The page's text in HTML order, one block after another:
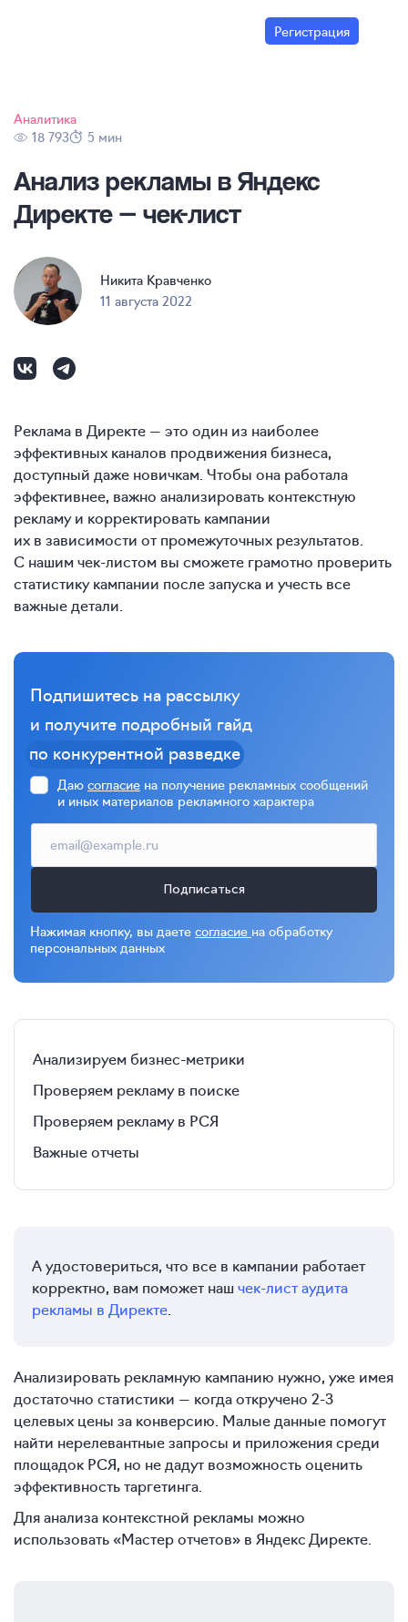
Регистрация
Аналитика
18 793
5 мин
Анализ рекламы в Яндекс
Директе — чек-лист
Никита Кравченко
11 августа 2022
Реклама в Директе — это один из наиболее
эффективных каналов продвижения бизнеса,
доступный даже новичкам. Чтобы она работала
эффективнее, важно анализировать контекстную
рекламу и корректировать кампании
их в зависимости от промежуточных результатов.
С нашим чек-листом вы сможете грамотно проверить
статистику кампании после запуска и учесть все
важные детали.
Подпишитесь на рассылку
и получите подробный гайд
по конкурентной разведке
Даю согласие на получение рекламных сообщений
и иных материалов рекламного характера
Подписаться
Нажимая кнопку, вы даете согласие на обработку
персональных данных
Анализируем бизнес-метрики
Проверяем рекламу в поиске
Проверяем рекламу в РСЯ
Важные отчеты
А удостовериться, что все в кампании работает
корректно, вам поможет наш чек-лист аудита
рекламы в Директе
Анализировать рекламную кампанию нужно, уже имея
достаточно статистики — когда откручено 2-3
целевых цены за конверсию. Малые данные помогут
найти нерелевантные запросы и приложения среди
площадок РСЯ, но не дадут возможность оценить
эффективность таргетинга.
Для анализа контекстной рекламы можно
использовать «Мастер отчетов» в Яндекс Директе.